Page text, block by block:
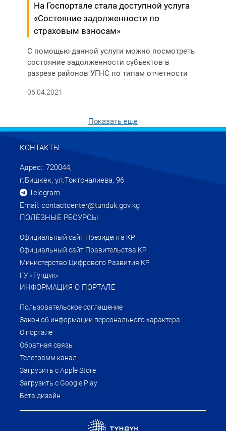
На Госпортале стала доступной услуга
«Состояние задолженности по
страховым взносам»
С помощью данной услуги можно посмотреть
состояние задолженности субъектов в
разрезе районов УГНС по типам отчетности
06.04.2021
Показать еще
КОНТАКТЫ
Адрес:: 720044,
г.Бишкек, ул.Токтоналиева, 96
Telegram
Email: contactcenter@tunduk.gov.kg
ПОЛЕЗНЫЕ РЕСУРСЫ
Официальный сайт Президента КР
Официальный сайт Правительства КР
Министерство Цифрового Развития КР
ГУ «Түндүк»
ИНФОРМАЦИЯ О ПОРТАЛЕ
Пользовательское соглашение
Закон об информации персонального характера
О портале
Обратная связь
Телеграмм канал
Загрузить с Apple Store
Загрузить с Google Play
Бета дизайн